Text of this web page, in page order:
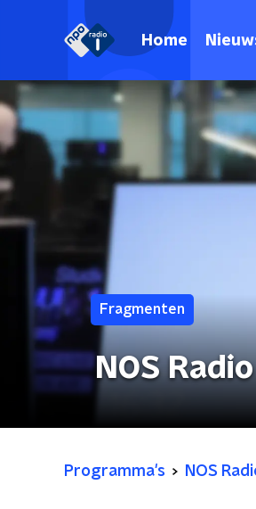
Home
Fragmenten
NOS
Programma's NOS